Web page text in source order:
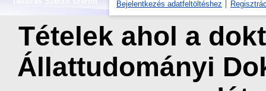
Bejelentkezés adatfeltöltéshez
Tételek ahol a
Állattudományi